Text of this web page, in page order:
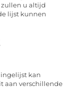
zullen u altijd
lijst kunnen
kan
aan verschillende